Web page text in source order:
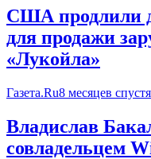
США продлили
для продажи
«Лукойла»
Газета.Ru8 месяцев спустя
Владислав
совладельцем